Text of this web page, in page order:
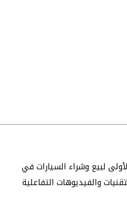
لبيع وشراء السيارات في
والفيديوهات التفاعلية